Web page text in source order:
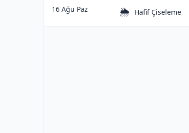
16 Ağu Paz 🌦️ Hafif Çiseleme